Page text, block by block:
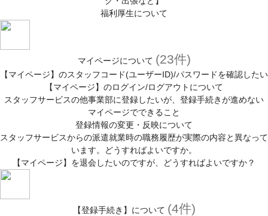
福利厚生について
マイページについて (23件)
【マイページ】のスタッフコード(ユーザーID)/パスワードを確認したい
【マイページ】のログイン/ログアウトについて
スタッフサービスの他事業部に登録したいが、登録手続きが進めない
マイページでできること
登録情報の変更・反映について
スタッフサービスからの派遣就業時の職務履歴が実際の内容と異なって
います。どうすればよいですか。
【マイページ】を退会したいのですが、どうすればよいですか？
【登録手続き】について (4件)